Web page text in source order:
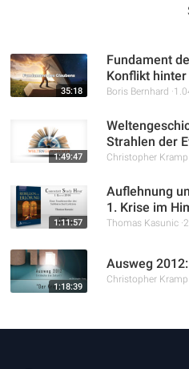
35:18
Fundament
Konflikt
Boris Bernhard
1:49:47
Strahlen der
Christopher Kramp
1:11:57
Auflehnung
1. Krise im
Thomas Kasunic
1:18:39
Ausweg
Christopher Kramp